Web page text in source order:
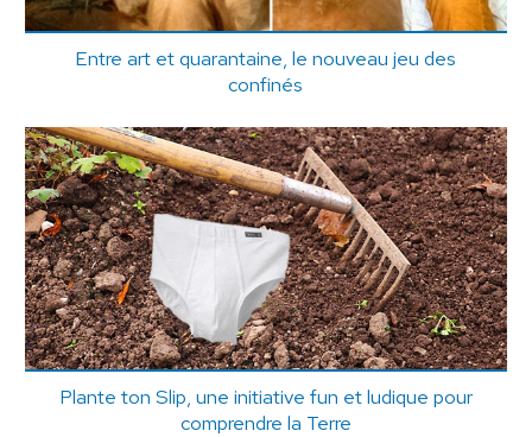
Entre art et quarantaine, le nouveau jeu des
confinés
Plante ton Slip, une initiative fun et ludique pour
comprendre la Terre